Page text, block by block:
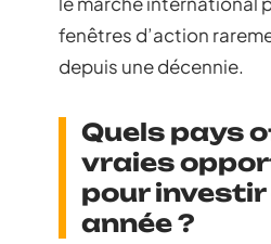
fenêtres d’action
depuis une décennie.
Quels pays
vraies
pour
année ?